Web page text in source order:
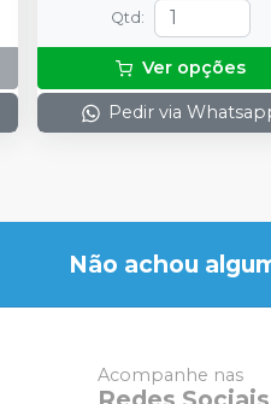
Qtd :
Ver opções
Pedir via
Não achou
Acompanhe nas